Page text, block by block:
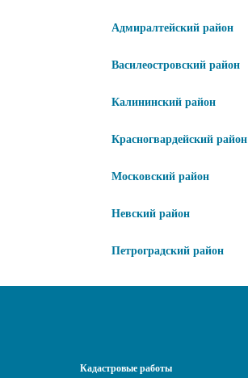
Адмиралтейский район
Василеостровский район
Калининский район
Красногвардейский район
Московский район
Невский район
Петроградский район
Кадастровые работы